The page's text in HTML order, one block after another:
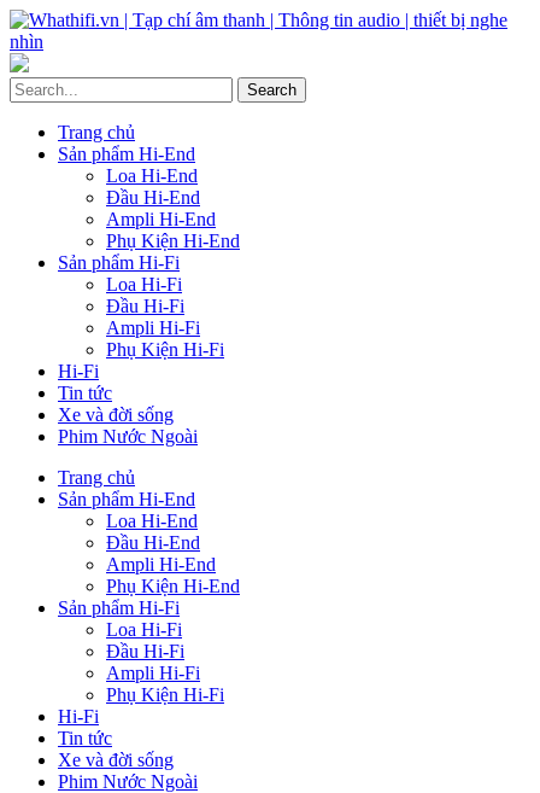
Trang chủ
Sản phẩm Hi-End
Loa Hi-End
Đầu Hi-End
Ampli Hi-End
Phụ Kiện Hi-End
Sản phẩm Hi-Fi
Loa Hi-Fi
Đầu Hi-Fi
Ampli Hi-Fi
Phụ Kiện Hi-Fi
Hi-Fi
Tin tức
Xe và đời sống
Phim Nước Ngoài
Trang chủ
Sản phẩm Hi-End
Loa Hi-End
Đầu Hi-End
Ampli Hi-End
Phụ Kiện Hi-End
Sản phẩm Hi-Fi
Loa Hi-Fi
Đầu Hi-Fi
Ampli Hi-Fi
Phụ Kiện Hi-Fi
Hi-Fi
Tin tức
Xe và đời sống
Phim Nước Ngoài